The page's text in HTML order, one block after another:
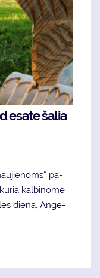
esa­te ša­lia
pa­
kalbinome
die­ną. An­ge­